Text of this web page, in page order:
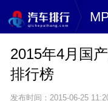
2015年4月国
排行榜
发布时间：2015-06-25